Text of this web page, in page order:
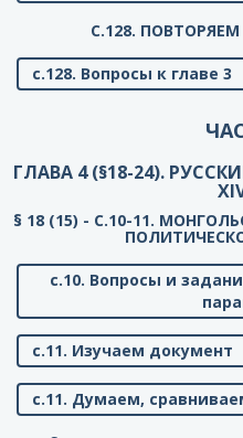
C.128.
с.128. Вопросы к главе 3
ГЛАВА 4 (§18-24).
§ 18 (15) - C.10-11.
с.10. Вопросы и
с.11. Изучаем документ
с.11. Думаем,